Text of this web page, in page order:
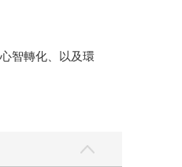
智轉化、以及環